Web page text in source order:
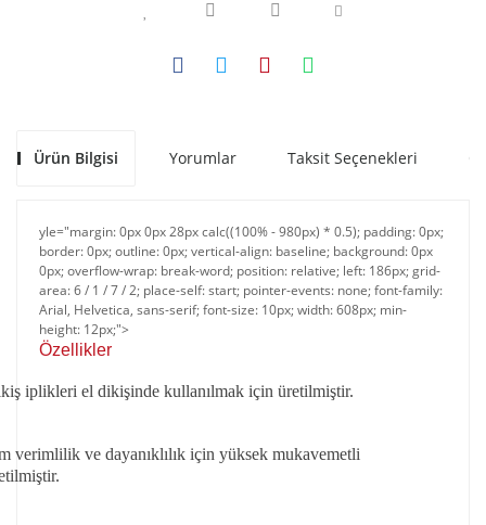
Ürün Bilgisi Yorumlar Taksit Seçenekleri
yle="margin: 0px 0px 28px calc((100% - 980px) * 0.5); padding: 0px;
border: 0px; outline: 0px; vertical-align: baseline; background: 0px
0px; overflow-wrap: break-word; position: relative; left: 186px; grid-
area: 6 / 1 / 7 / 2; place-self: start; pointer-events: none; font-family:
Arial, Helvetica, sans-serif; font-size: 10px; width: 608px; min-
height: 12px;">
Özellikler​​
iplikleri el dikişinde kullanılmak için üretilmiştir.
verimlilik ve dayanıklılık için yüksek mukavemetli